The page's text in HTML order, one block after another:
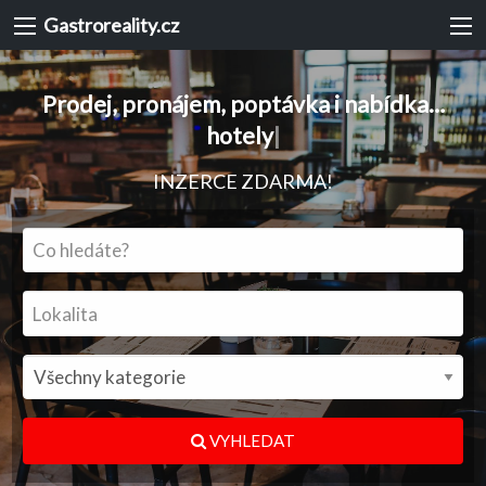
Gastroreality.cz
Prodej, pronájem, poptávka i nabídka…
kavárny
INZERCE ZDARMA!
VYHLEDAT